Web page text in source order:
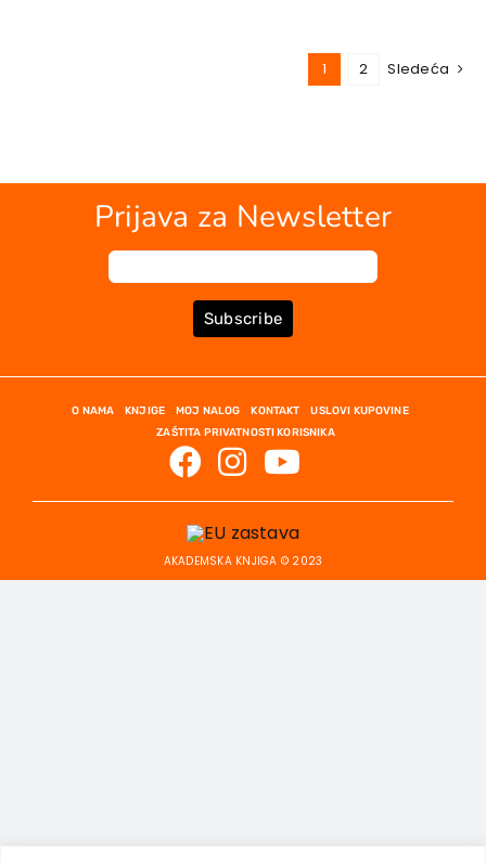
1 2 Sledeća
Prijava za Newsletter
Subscribe
O NAMA KNJIGE MOJ NALOG KONTAKT
USLOVI KUPOVINE
ZAŠTITA PRIVATNOSTI KORISNIKA
AKADEMSKA KNJIGA © 2023